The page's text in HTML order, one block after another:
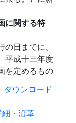
に関する特
日までに、
平成十三年度
を定めるもの
四項中「郵政
とあるの
は、新運用法
ダウンロード
細・沿革